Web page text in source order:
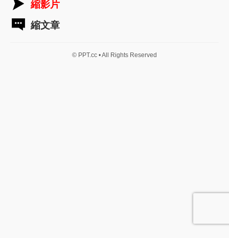
縮影片
縮文章
© PPT.cc • All Rights Reserved